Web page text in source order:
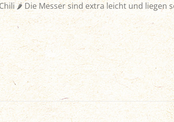
🌶 Die Messer sind extra leicht und liegen